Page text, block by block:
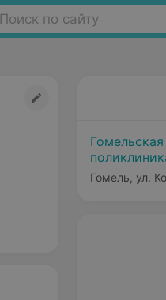
Поиск по сайту
Гомель, ул.